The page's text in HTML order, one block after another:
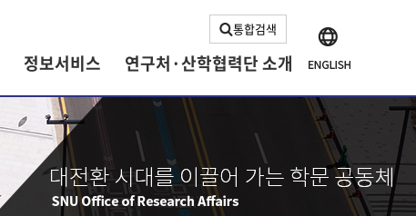
통합검색
정보서비스 연구처·산학협력단 소개